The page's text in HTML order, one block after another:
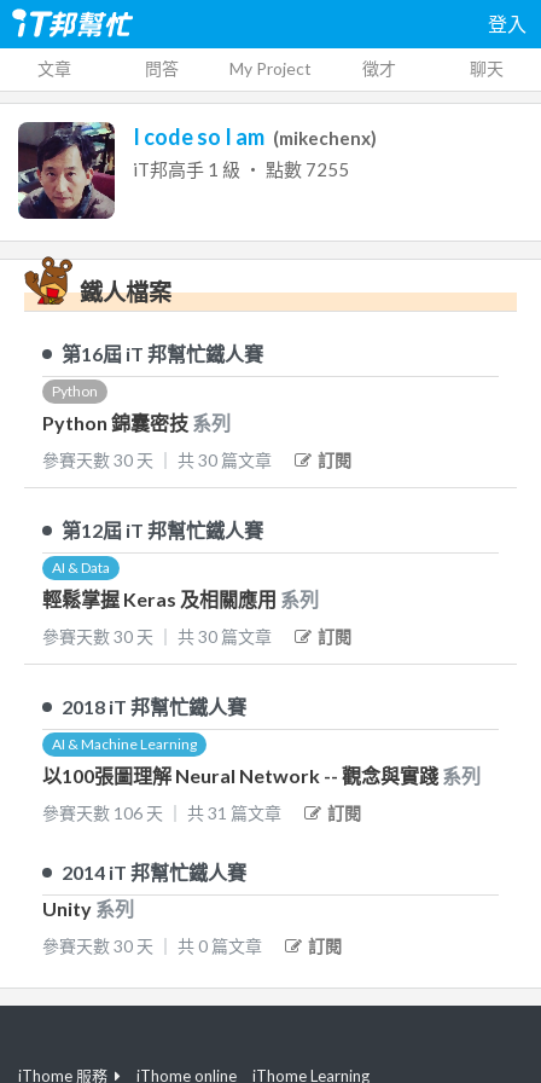
登入
文章 問答 My Project 徵才 聊天
I code so I am (mikechenx)
iT邦高手 1 級 ‧ 點數 7255
鐵人檔案
2014 iT 邦幫忙鐵人賽
Unity 系列
參賽天數30 天 共0 篇文章 訂閱
2018 iT 邦幫忙鐵人賽
AI & Machine Learning
以100張圖理解 Neural Network -- 觀念與實踐 系列
參賽天數 106 天 共31 篇文章 訂閱
第12屆 iT 邦幫忙鐵人賽
AI & Data
輕鬆掌握 Keras 及相關應用 系列
參賽天數30 天 共30 篇文章 訂閱
第16屆 iT 邦幫忙鐵人賽
Python
Python 錦囊密技 系列
參賽天數30 天 共30 篇文章 訂閱
iThome 服務 iThome online iThome Learning